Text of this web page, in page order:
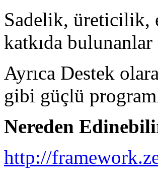
Sadelik, üreticilik,
katkıda
Ayrıca Destek
gibi güçlü
Nereden
http://